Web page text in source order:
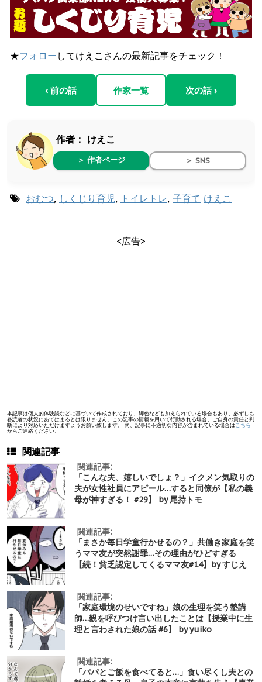
★フォロー してけえこさんの最新記事をチェック！
‹ 前の話 作家一覧 次の話 ›
作者： けえこ
＞ 作者ページ ＞ SNS
おむつ, しくじり育児, トイレトレ, 子育て けえこ
<広告>
本記事は個人的体験談などに基づいて作成されており、脚色なども加えられている場合もあり、必ずしも
各読者の状況にあてはまるとは限りません。この記事の情報を用いて行動される場合、ご自身の責任と判
断により対応いただけますようお願い致します。 尚、記事に不適切な内容が含まれている場合は こちら
からご連絡ください。
関連記事
関連記事:
「こんな夫、嬉しいでしょ？」イクメン気取りの
夫が女性社員にアピール…すると同僚が【私の義
母が神すぎる！ #29】 by 尾持トモ
関連記事:
「まさか毎日学童行かせるの？」共働き家庭を笑
うママ友が突然謝罪…その理由がひどすぎる
【続！貧乏認定してくるママ友#14】by すじえ
関連記事:
「家庭環境のせいですね」娘の生理を笑う塾講
師…親を呼びつけ言い出したことは【授業中に生
理と言わされた娘の話 #6】 by yuiko
関連記事:
「パパとご飯を食べてると…」食い尽くし夫との